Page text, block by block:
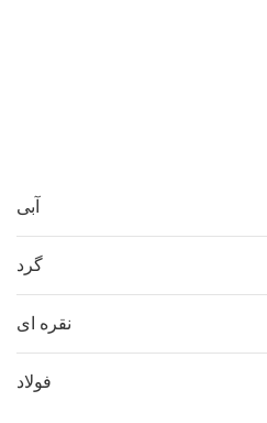
آبی
گرد
نقره ای
فولاد